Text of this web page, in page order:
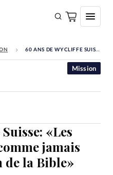
DON 60 ANS DE WYCLIFFE SUISSE: «LES ÉGLISES ENGAGÉES COMME JAMAIS DANS LA TRADUCTION DE LA BIBLE»
«Les
jamais
la Bible»
Mission